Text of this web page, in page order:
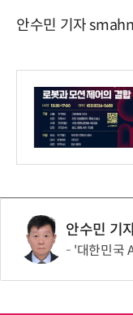
안수민 기자
안수민 기
'대한민국 AI 수도'